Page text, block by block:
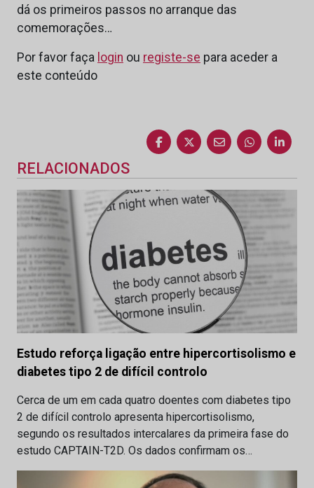
dá os primeiros passos no arranque das
comemorações…
Por favor faça login ou registe-se para aceder a
este conteúdo
RELACIONADOS
Estudo reforça ligação entre hipercortisolismo e
diabetes tipo 2 de difícil controlo
Cerca de um em cada quatro doentes com diabetes tipo
2 de difícil controlo apresenta hipercortisolismo,
segundo os resultados intercalares da primeira fase do
estudo CAPTAIN-T2D. Os dados confirmam os…